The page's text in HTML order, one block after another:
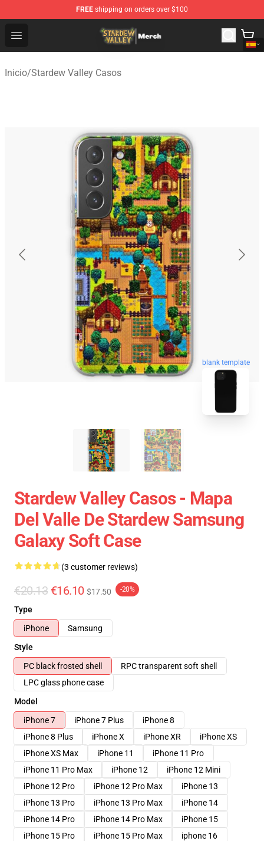
FREE shipping on orders over $100
Open menu
Stardew Valley Store - Official Stardew Valley
Inicio/Stardew Valley Casos
blank template
Stardew Valley Casos - Mapa
Del Valle De Stardew Samsung
Galaxy Soft Case
(3 customer reviews)
€20.13 €16.10 $17.50 -20%
Type
iPhone
Samsung
Style
PC black frosted shell
RPC transparent soft shell
LPC glass phone case
Model
iPhone 7
iPhone 7 Plus
iPhone 8
iPhone 8 Plus
iPhone X iPhone XR
iPhone XS
iPhone XS Max
iPhone 11
iPhone 11 Pro
iPhone 11 Pro Max
iPhone 12
iPhone 12 Mini
iPhone 12 Pro
iPhone 12 Pro Max
iPhone 13
iPhone 13 Pro
iPhone 13 Pro Max
iPhone 14
iPhone 14 Pro
iPhone 14 Pro Max
iPhone 15
iPhone 15 Pro
iPhone 15 Pro Max
iphone 16